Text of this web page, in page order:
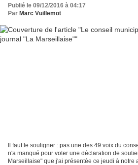
Publié le 09/12/2016 à 04:17
Par Marc Vuillemot
Il faut le souligner : pas une des 49 voix du
n'a manqué pour voter une déclaration de
Marseillaise" que j'ai présentée ce jeudi à notre